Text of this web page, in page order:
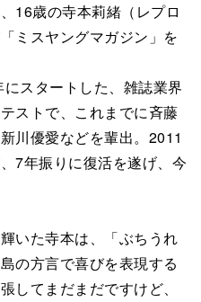
16歳の寺本莉緒（レプロ
ミスヤングマガジン」を
スタートした、雑誌業界
ストで、これまでに斉藤
川優愛などを輩出。2011
7年振りに復活を遂げ、今
いた寺本は、「ぶちうれ
の方言で喜びを表現する
してまだまだですけど、